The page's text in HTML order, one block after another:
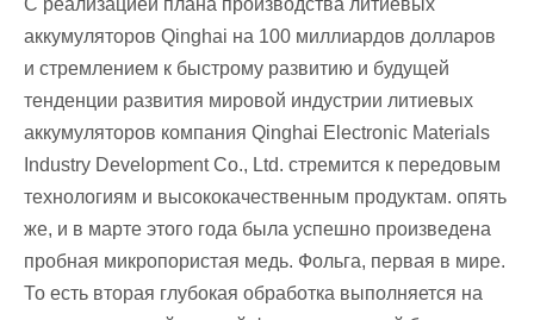
С реализацией плана производства литиевых
аккумуляторов Qinghai на 100 миллиардов долларов
и стремлением к быстрому развитию и будущей
тенденции развития мировой индустрии литиевых
аккумуляторов компания Qinghai Electronic Materials
Industry Development Co., Ltd. стремится к передовым
технологиям и высококачественным продуктам. опять
же, и в марте этого года была успешно произведена
пробная микропористая медь. Фольга, первая в мире.
То есть вторая глубокая обработка выполняется на